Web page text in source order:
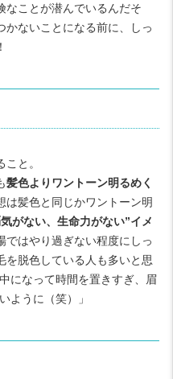
なことが潜んでいるんだそ
ないことになる前に、しっ
と。
髪色よりワントーン明るめく
は髪色と同じかワントーン明
がない、生命力がない”イメ
ではやり過ぎない程度にしっ
を脱色している人も多いと思
になって時間を置きすぎ、眉
ように（笑）」